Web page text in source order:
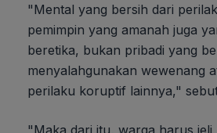
"Mental yang bersih dari
pemimpin yang amanah juga
beretika, bukan pribadi yang
menyalahgunakan wewenang
perilaku koruptif lainnya,"
"Maka dari itu, warga harus jeli